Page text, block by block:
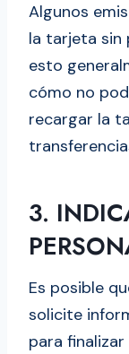
Algunos
la tarjeta sin
esto
cómo no
recargar la
3.
Es posible
solicite
para